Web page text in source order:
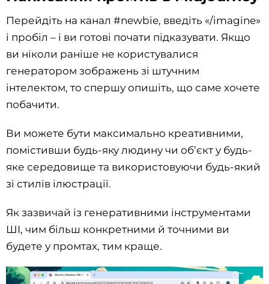
Перейдіть на канал #newbie, введіть «/imagine»
і пробіл – і ви готові почати підказувати. Якщо
ви ніколи раніше не користувалися
генератором зображень зі штучним
інтелектом, то спершу опишіть, що саме хочете
побачити.
Ви можете бути максимально креативними,
помістивши будь-яку людину чи об’єкт у будь-
яке середовище та використовуючи будь-який
зі стилів ілюстрації.
Як зазвичай із генеративними інструментами
ШІ, чим більш конкретними й точними ви
будете у промтах, тим краще.